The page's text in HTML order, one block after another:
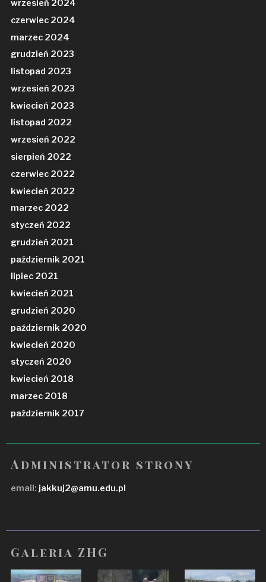
wrzesień 2024
czerwiec 2024
marzec 2024
grudzień 2023
listopad 2023
wrzesień 2023
kwiecień 2023
listopad 2022
wrzesień 2022
sierpień 2022
czerwiec 2022
kwiecień 2022
marzec 2022
styczeń 2022
grudzień 2021
październik 2021
lipiec 2021
kwiecień 2021
grudzień 2020
październik 2020
kwiecień 2020
styczeń 2020
kwiecień 2018
marzec 2018
październik 2017
Administrator strony
email: jakkuj2@amu.edu.pl
Galeria ZHG